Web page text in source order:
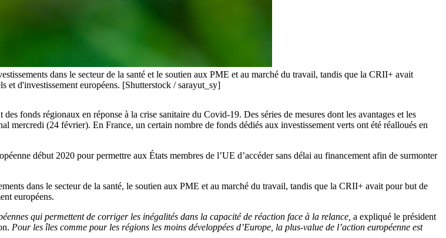
dans le secteur de la santé et le soutien aux PME et au marché du travail, tandis que la CRII+ avait
et d'investissement européens. [Shutterstock / sarayut_sy]
fonds régionaux en réponse à la crise sanitaire du Covid-19. Des séries de mesures dont les avantages et les
mercredi (24 février). En France, un certain nombre de fonds dédiés aux investissement verts ont été réalloués en
début 2020 pour permettre aux États membres de l’UE d’accéder sans délai au financement afin de surmonter
dans le secteur de la santé, le soutien aux PME et au marché du travail, tandis que la CRII+ avait pour but de
européens.
qui permettent de corriger les inégalités dans la capacité de réaction face à la relance, a expliqué le président
Pour les îles comme pour les régions les moins développées d’Europe, la plus-value de l’action européenne est